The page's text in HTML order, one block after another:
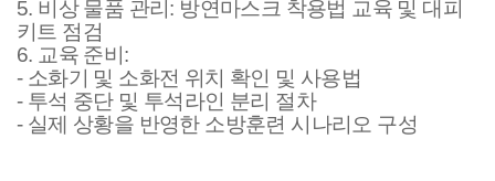
5. 비상 물품 관리 : 방연마스크 착용법 교육 및 대피
키트 점검
6. 교육 준비 :
- 소화기 및 소화전 위치 확인 및 사용법
- 투석 중단 및 투석라인 분리 절차
- 실제 상황을 반영한 소방훈련 시나리오 구성